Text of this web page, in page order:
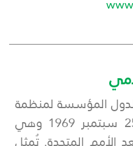
المؤسسة لمنظمة
التعاون الإسلامي في 25 سبتمبر 1969 وهي